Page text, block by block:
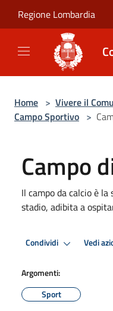
Regione Lombardia
Home > Vivere il
Campo Sportivo >
Campo
Il campo da calcio è
stadio, adibita a
Condividi Vedi
Argomenti:
Sport